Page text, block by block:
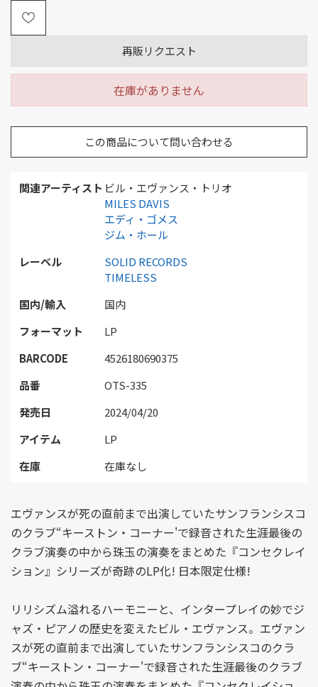
関連アーティスト ビル・エヴァンス・トリオ
MILES DAVIS
エディ・ゴメス
ジム・ホール
レーベル
SOLID RECORDS
TIMELESS
国内/輸入
国内
フォーマット
LP
BARCODE
4526180690375
品番
OTS-335
発売日
2024/04/20
アイテム
LP
在庫
在庫なし
再販リクエスト
在庫がありません
この商品について問い合わせる
エヴァンスが死の直前まで出演していたサンフランシスコ
のクラブ“キーストン・コーナー'で録音された生涯最後の
クラブ演奏の中から珠玉の演奏をまとめた『コンセクレイ
ション』シリーズが奇跡のLP化! 日本限定仕様!
リリシズム溢れるハーモニーと、インタープレイの妙でジ
ャズ・ピアノの歴史を変えたビル・エヴァンス。エヴァン
スが死の直前まで出演していたサンフランシスコのクラ
ブ“キーストン・コーナー'で録音された生涯最後のクラブ